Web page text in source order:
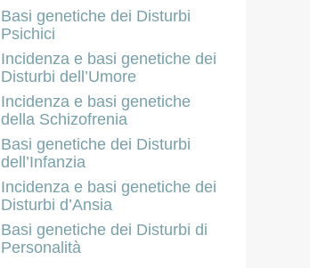
Basi genetiche dei Disturbi
Psichici
Incidenza e basi genetiche dei
Disturbi dell’Umore
Incidenza e basi genetiche
della Schizofrenia
Basi genetiche dei Disturbi
dell’Infanzia
Incidenza e basi genetiche dei
Disturbi d’Ansia
Basi genetiche dei Disturbi di
Personalità